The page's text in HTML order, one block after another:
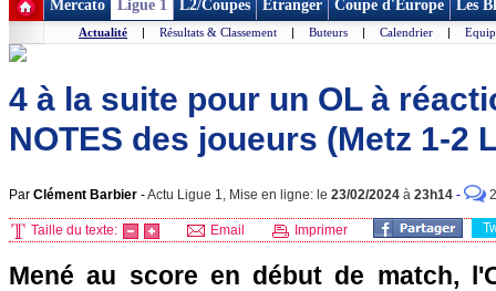
Mercato Ligue 1 L2/Coupes Etranger Coupe d'Europe Les
Actualité | Résultats & Classement | Buteurs | Calendrier |
4 à la suite pour un OL à
NOTES des joueurs (Metz 1-2
Par Clément Barbier -Actu Ligue 1, Mise en ligne: le 23/02/2024 à 23h14 -
Taille du texte: Email Imprimer
Mené au score en début de match,